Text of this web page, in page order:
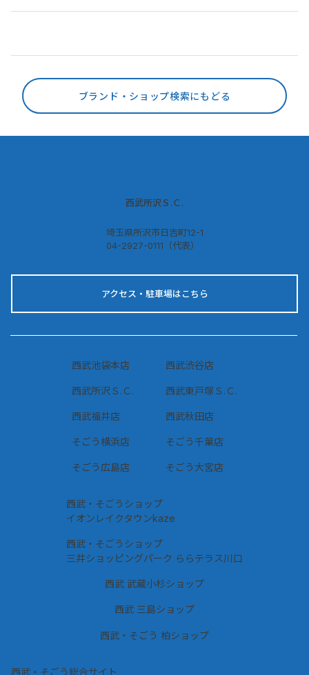
ブランド・ショップ検索にもどる
埼玉県所沢市日吉町12-1
04-2927-0111（代表）
西武所沢Ｓ.Ｃ.
西武池袋本店 西武渋谷店
西武東戸塚Ｓ.Ｃ.
西武所沢Ｓ.Ｃ.
西武福井店 西武秋田店
そごう横浜店 そごう千葉店
そごう大宮店
そごう広島店
西武・そごう 柏ショップ
西武 武蔵小杉ショップ
西武 三島ショップ
西武・そごうショップ
三井ショッピングパーク ららテラス川口
西武・そごうショップ
イオンレイクタウンkaze
西武・そごう総合サイト
アクセス・駐車場はこちら